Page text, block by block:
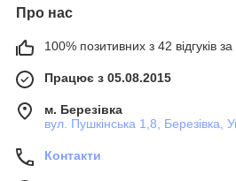
Про нас
100% позитивних з 42 відгуків за
Працює з 05.08.2015
м. Березівка
вул. Пушкінська 1,8, Березівка,
Контакти